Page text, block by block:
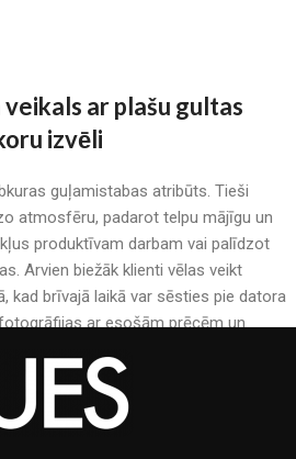
ar plašu gultas
izvēli
guļamistabas atribūts. Tieši
atmosfēru, padarot telpu mājīgu un
produktīvam darbam vai palīdzot
Arvien biežāk klienti vēlas veikt
kad brīvajā laikā var sēsties pie datora
ar esošām prēcēm un
Mūsu interneta veikalā ir liels gultas
kokvilnas, gan kokvilna satīna gultas